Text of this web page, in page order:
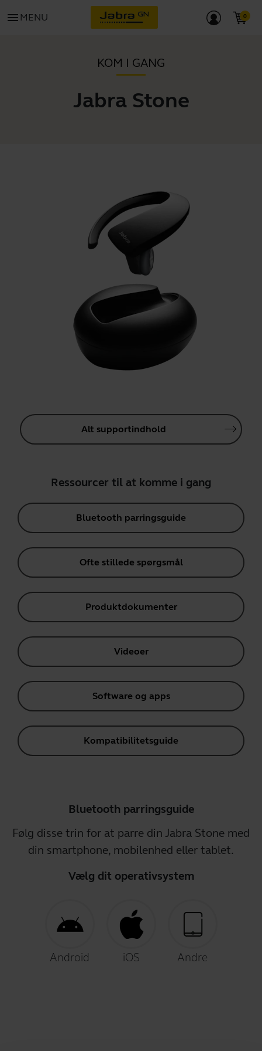
menu MENU
KOM I GANG
Jabra Stone
Alt supportindhold
Ressourcer til at komme i gang
Bluetooth parringsguide
Ofte stillede spørgsmål
Produktdokumenter
Videoer
Software og apps
Kompatibilitetsguide
Bluetooth parringsguide
Følg disse trin for at parre din Jabra Stone med
din smartphone, mobilenhed eller tablet.
Vælg dit operativsystem
Android iOS Andre